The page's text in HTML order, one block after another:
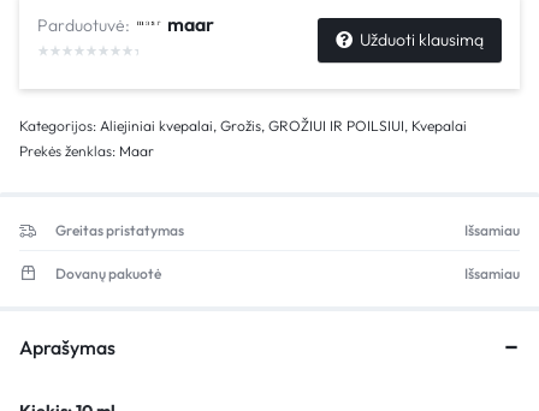
Parduotuvė: maar
Užduoti klausimą
Kategorijos: Aliejiniai kvepalai, Grožis, GROŽIUI IR POILSIUI, Kvepalai
Prekės ženklas: Maar
Greitas pristatymas Išsamiau
Dovanų pakuotė Išsamiau
Aprašymas